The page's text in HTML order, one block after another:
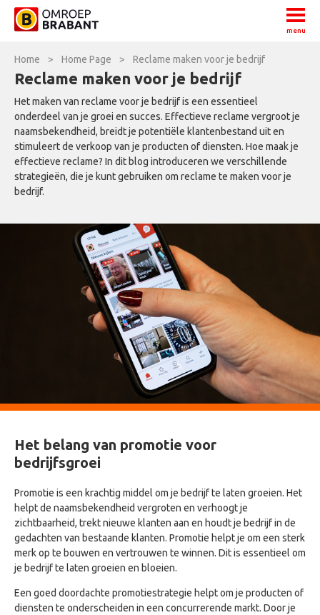
menu
Home > Home Page > Reclame maken voor je bedrijf
Reclame maken voor je bedrijf
Het maken van reclame voor je bedrijf is een essentieel
onderdeel van je groei en succes. Effectieve reclame vergroot je
naamsbekendheid, breidt je potentiële klantenbestand uit en
stimuleert de verkoop van je producten of diensten. Hoe maak je
effectieve reclame? In dit blog introduceren we verschillende
strategieën, die je kunt gebruiken om reclame te maken voor je
bedrijf.
Het belang van promotie voor
bedrijfsgroei
Promotie is een krachtig middel om je bedrijf te laten groeien. Het
helpt de naamsbekendheid vergroten en verhoogt je
zichtbaarheid, trekt nieuwe klanten aan en houdt je bedrijf in de
gedachten van bestaande klanten. Promotie helpt je om een sterk
merk op te bouwen en vertrouwen te winnen. Dit is essentieel om
je bedrijf te laten groeien en bloeien.
Een goed doordachte promotiestrategie helpt om je producten of
diensten te onderscheiden in een concurrerende markt. Door je